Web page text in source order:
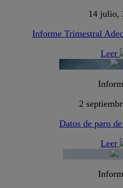
14 julio,
Informe Trimestral
Leer
2
Datos de paro
Leer